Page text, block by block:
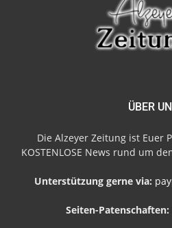
ÜBER
Die Alzeyer Zeitung ist Euer
KOSTENLOSE News rund um
Unterstützung gerne via:
Seiten-Patenschaften: